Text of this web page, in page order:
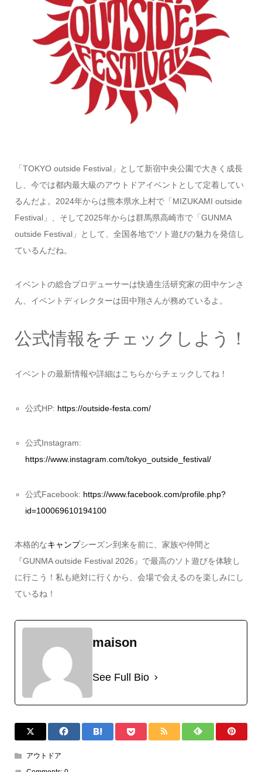
「TOKYO outside Festival」として新宿中央公園で大きく成長
し、今では都内最大級のアウトドアイベントとして定着してい
るんだよ。2024年からは熊本県水上村で「MIZUKAMI outside
Festival」、そして2025年からは群馬県高崎市で「GUNMA
outside Festival」として、全国各地でソト遊びの魅力を発信し
ているんだね。
イベントの総合プロデューサーは快適生活研究家の田中ケンさ
ん、イベントディレクターは田中翔さんが務めているよ。
公式情報をチェックしよう！
イベントの最新情報や詳細はこちらからチェックしてね！
公式HP: https://outside-festa.com/
公式Instagram:
https://www.instagram.com/tokyo_outside_festival/
公式Facebook: https://www.facebook.com/profile.php?
id=100069610194100
本格的なキャンプシーズン到来を前に、家族や仲間と
『GUNMA outside Festival 2026』で最高のソト遊びを体験し
に行こう！私も絶対に行くから、会場で会えるのを楽しみにし
ているね！
maison
See Full Bio
アウトドア